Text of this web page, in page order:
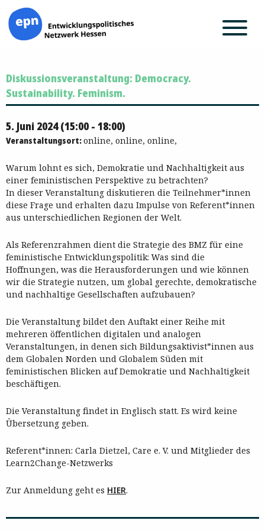
Inhalt
springen
Diskussionsveranstaltung: Democracy.
Sustainability. Feminism.
5. Juni 2024 (15:00 - 18:00)
Veranstaltungsort:online, online, online,
Warum lohnt es sich, Demokratie und Nachhaltigkeit aus
einer feministischen Perspektive zu betrachten?
In dieser Veranstaltung diskutieren die Teilnehmer*innen
diese Frage und erhalten dazu Impulse von Referent*innen
aus unterschiedlichen Regionen der Welt.
Als Referenzrahmen dient die Strategie des BMZ für eine
feministische Entwicklungspolitik: Was sind die
Hoffnungen, was die Herausforderungen und wie können
wir die Strategie nutzen, um global gerechte, demokratische
und nachhaltige Gesellschaften aufzubauen?
Die Veranstaltung bildet den Auftakt einer Reihe mit
mehreren öffentlichen digitalen und analogen
Veranstaltungen, in denen sich Bildungsaktivist*innen aus
dem Globalen Norden und Globalem Süden mit
feministischen Blicken auf Demokratie und Nachhaltigkeit
beschäftigen.
Die Veranstaltung findet in Englisch statt. Es wird keine
Übersetzung geben.
Referent*innen: Carla Dietzel, Care e. V. und Mitglieder des
Learn2Change-Netzwerks
Zur Anmeldung geht es HIER.